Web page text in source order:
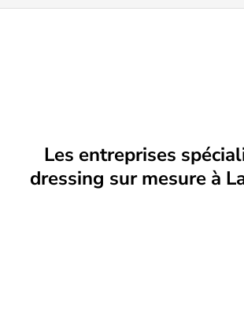
Les entreprises
dressing sur mesure à